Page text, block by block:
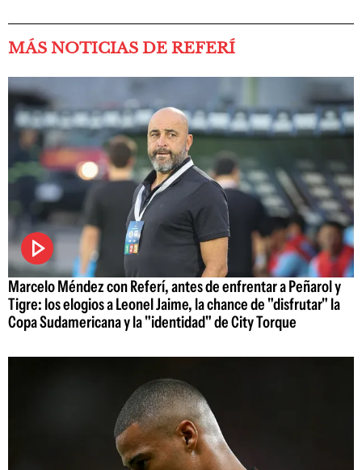
MÁS NOTICIAS DE REFERÍ
Marcelo Méndez con Referí, antes de enfrentar a Peñarol y
Tigre: los elogios a Leonel Jaime, la chance de "disfrutar" la
Copa Sudamericana y la "identidad" de City Torque